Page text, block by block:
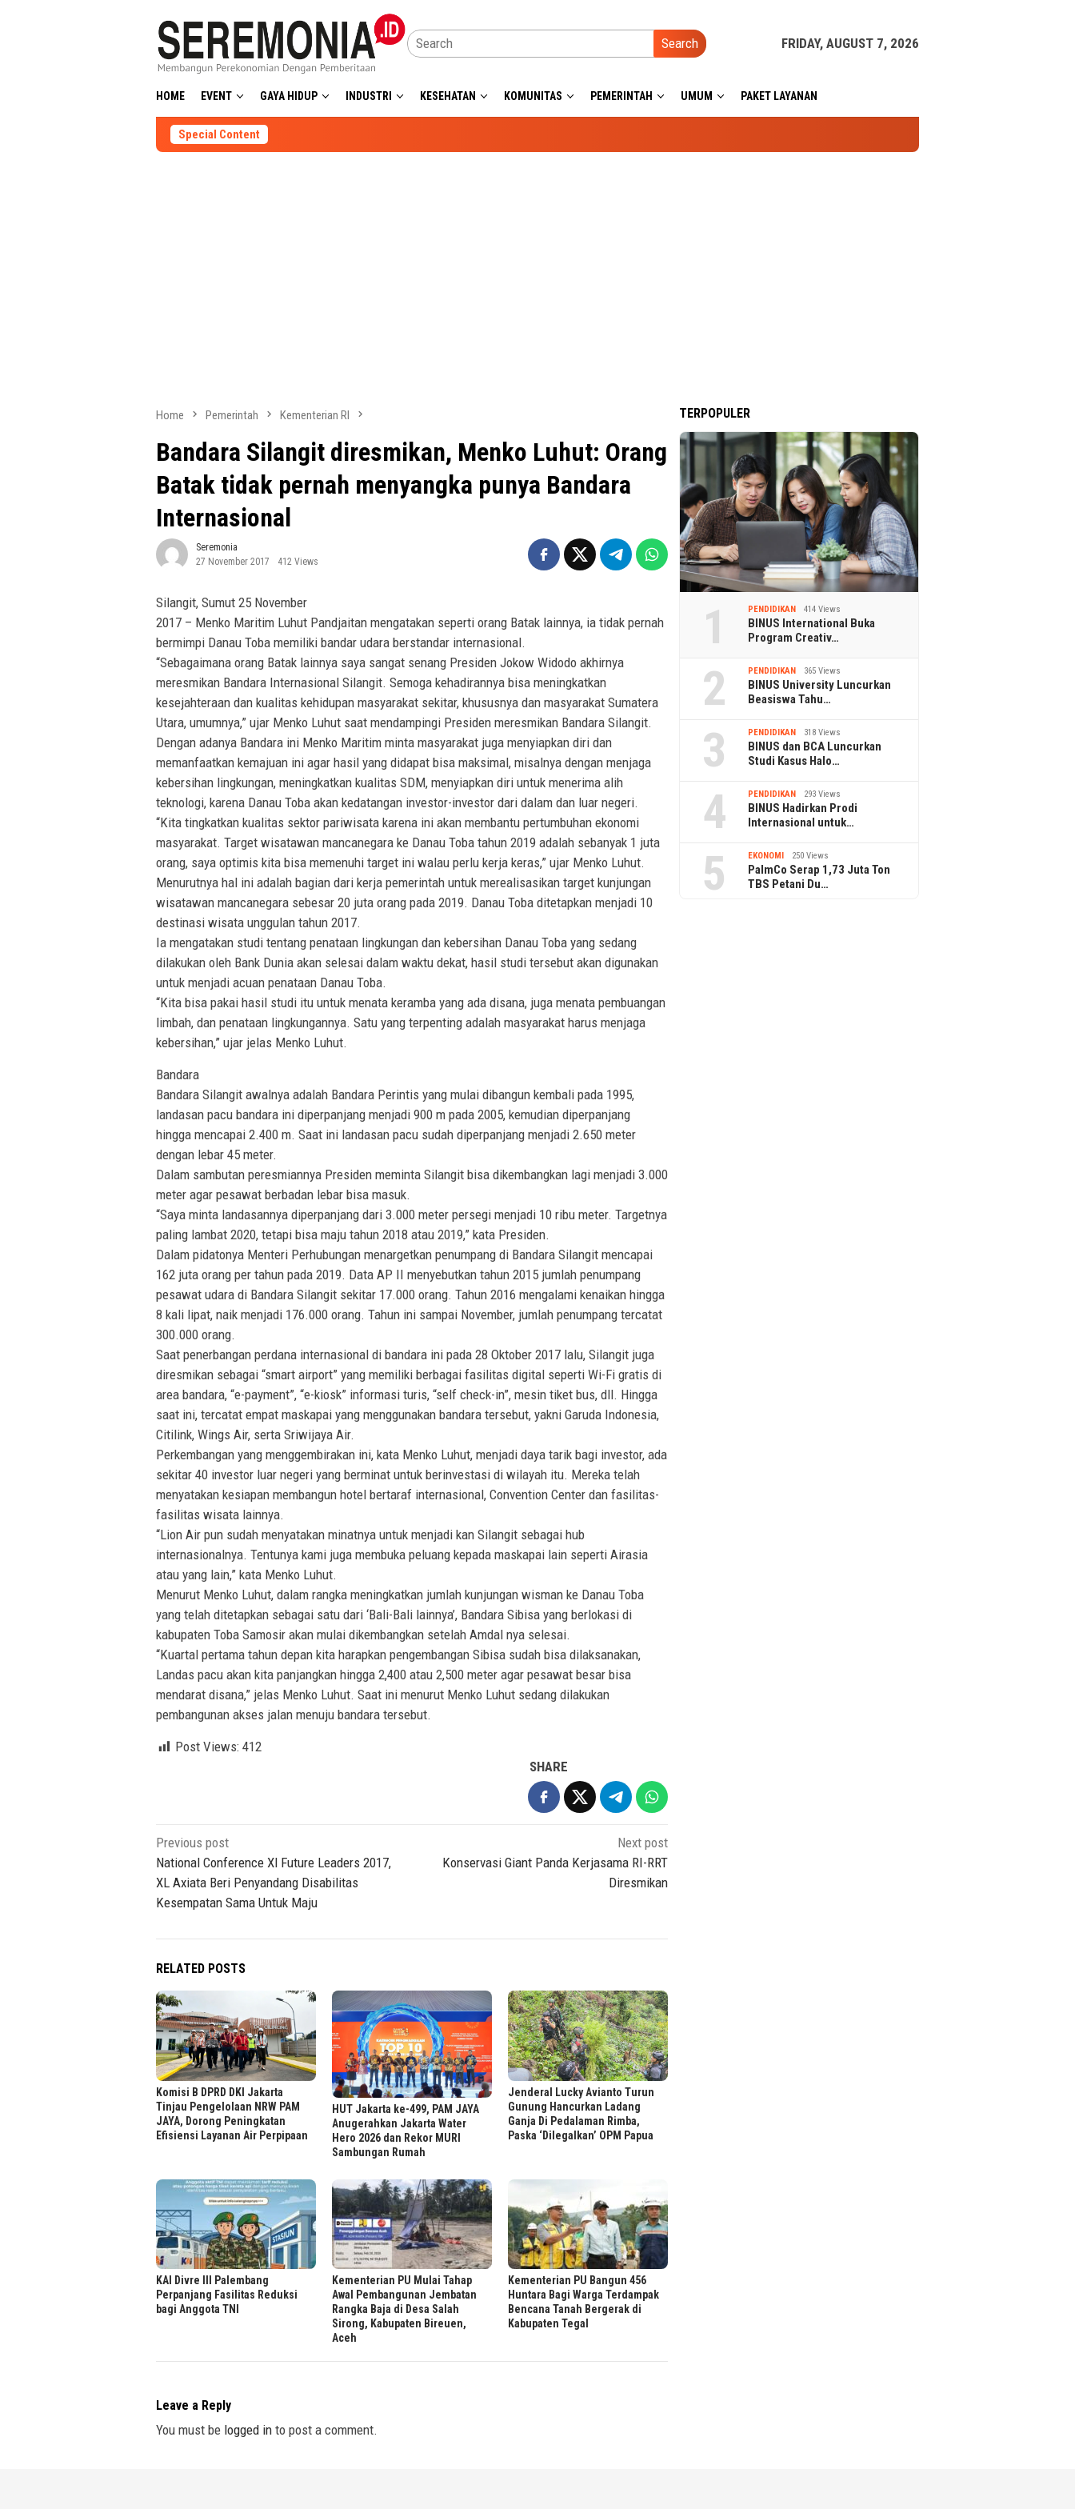
Search FRIDAY, AUGUST 7, 2026
HOME EVENT GAYA HIDUP INDUSTRI KESEHATAN KOMUNITAS PEMERINTAH UMUM PAKET LAYANAN
Special Content
Home Pemerintah Kementerian RI
Bandara Silangit diresmikan, Menko Luhut: Orang
Batak tidak pernah menyangka punya Bandara
Internasional
Seremonia
27 November 2017
412 Views
Silangit, Sumut 25 November
2017 – Menko Maritim Luhut Pandjaitan mengatakan seperti orang Batak lainnya, ia tidak pernah
bermimpi Danau Toba memiliki bandar udara berstandar internasional.
“Sebagaimana orang Batak lainnya saya sangat senang Presiden Jokow Widodo akhirnya
meresmikan Bandara Internasional Silangit. Semoga kehadirannya bisa meningkatkan
kesejahteraan dan kualitas kehidupan masyarakat sekitar, khususnya dan masyarakat Sumatera
Utara, umumnya,” ujar Menko Luhut saat mendampingi Presiden meresmikan Bandara Silangit.
Dengan adanya Bandara ini Menko Maritim minta masyarakat juga menyiapkan diri dan
memanfaatkan kemajuan ini agar hasil yang didapat bisa maksimal, misalnya dengan menjaga
kebersihan lingkungan, meningkatkan kualitas SDM, menyiapkan diri untuk menerima alih
teknologi, karena Danau Toba akan kedatangan investor-investor dari dalam dan luar negeri.
“Kita tingkatkan kualitas sektor pariwisata karena ini akan membantu pertumbuhan ekonomi
masyarakat. Target wisatawan mancanegara ke Danau Toba tahun 2019 adalah sebanyak 1 juta
orang, saya optimis kita bisa memenuhi target ini walau perlu kerja keras,” ujar Menko Luhut.
Menurutnya hal ini adalah bagian dari kerja pemerintah untuk merealisasikan target kunjungan
wisatawan mancanegara sebesar 20 juta orang pada 2019. Danau Toba ditetapkan menjadi 10
destinasi wisata unggulan tahun 2017.
Ia mengatakan studi tentang penataan lingkungan dan kebersihan Danau Toba yang sedang
dilakukan oleh Bank Dunia akan selesai dalam waktu dekat, hasil studi tersebut akan digunakan
untuk menjadi acuan penataan Danau Toba.
“Kita bisa pakai hasil studi itu untuk menata keramba yang ada disana, juga menata pembuangan
limbah, dan penataan lingkungannya. Satu yang terpenting adalah masyarakat harus menjaga
kebersihan,” ujar jelas Menko Luhut.
Bandara
Bandara Silangit awalnya adalah Bandara Perintis yang mulai dibangun kembali pada 1995,
landasan pacu bandara ini diperpanjang menjadi 900 m pada 2005, kemudian diperpanjang
hingga mencapai 2.400 m. Saat ini landasan pacu sudah diperpanjang menjadi 2.650 meter
dengan lebar 45 meter.
Dalam sambutan peresmiannya Presiden meminta Silangit bisa dikembangkan lagi menjadi 3.000
meter agar pesawat berbadan lebar bisa masuk.
“Saya minta landasannya diperpanjang dari 3.000 meter persegi menjadi 10 ribu meter. Targetnya
paling lambat 2020, tetapi bisa maju tahun 2018 atau 2019,” kata Presiden.
Dalam pidatonya Menteri Perhubungan menargetkan penumpang di Bandara Silangit mencapai
162 juta orang per tahun pada 2019. Data AP II menyebutkan tahun 2015 jumlah penumpang
pesawat udara di Bandara Silangit sekitar 17.000 orang. Tahun 2016 mengalami kenaikan hingga
8 kali lipat, naik menjadi 176.000 orang. Tahun ini sampai November, jumlah penumpang tercatat
300.000 orang.
Saat penerbangan perdana internasional di bandara ini pada 28 Oktober 2017 lalu, Silangit juga
diresmikan sebagai “smart airport” yang memiliki berbagai fasilitas digital seperti Wi-Fi gratis di
area bandara, “e-payment”, “e-kiosk” informasi turis, “self check-in”, mesin tiket bus, dll. Hingga
saat ini, tercatat empat maskapai yang menggunakan bandara tersebut, yakni Garuda Indonesia,
Citilink, Wings Air, serta Sriwijaya Air.
Perkembangan yang menggembirakan ini, kata Menko Luhut, menjadi daya tarik bagi investor, ada
sekitar 40 investor luar negeri yang berminat untuk berinvestasi di wilayah itu. Mereka telah
menyatakan kesiapan membangun hotel bertaraf internasional, Convention Center dan fasilitas-
fasilitas wisata lainnya.
“Lion Air pun sudah menyatakan minatnya untuk menjadi kan Silangit sebagai hub
internasionalnya. Tentunya kami juga membuka peluang kepada maskapai lain seperti Airasia
atau yang lain,” kata Menko Luhut.
Menurut Menko Luhut, dalam rangka meningkatkan jumlah kunjungan wisman ke Danau Toba
yang telah ditetapkan sebagai satu dari ‘Bali-Bali lainnya’, Bandara Sibisa yang berlokasi di
kabupaten Toba Samosir akan mulai dikembangkan setelah Amdal nya selesai.
“Kuartal pertama tahun depan kita harapkan pengembangan Sibisa sudah bisa dilaksanakan,
Landas pacu akan kita panjangkan hingga 2,400 atau 2,500 meter agar pesawat besar bisa
mendarat disana,” jelas Menko Luhut. Saat ini menurut Menko Luhut sedang dilakukan
pembangunan akses jalan menuju bandara tersebut.
Post Views: 412
SHARE
Post
navigation
Previous post
National Conference Xl Future Leaders 2017,
XL Axiata Beri Penyandang Disabilitas
Kesempatan Sama Untuk Maju
Next post
Konservasi Giant Panda Kerjasama RI-RRT
Diresmikan
RELATED POSTS
Komisi B DPRD DKI Jakarta
Tinjau Pengelolaan NRW PAM
JAYA, Dorong Peningkatan
Efisiensi Layanan Air Perpipaan
HUT Jakarta ke-499, PAM JAYA
Anugerahkan Jakarta Water
Hero 2026 dan Rekor MURI
Sambungan Rumah
Jenderal Lucky Avianto Turun
Gunung Hancurkan Ladang
Ganja Di Pedalaman Rimba,
Paska ‘Dilegalkan’ OPM Papua
KAI Divre III Palembang
Perpanjang Fasilitas Reduksi
bagi Anggota TNI
Kementerian PU Mulai Tahap
Awal Pembangunan Jembatan
Rangka Baja di Desa Salah
Sirong, Kabupaten Bireuen,
Aceh
Kementerian PU Bangun 456
Huntara Bagi Warga Terdampak
Bencana Tanah Bergerak di
Kabupaten Tegal
Leave a Reply
You must be logged in to post a comment.
TERPOPULER
1 PENDIDIKAN 414 Views
BINUS International Buka
Program Creativ…
2 PENDIDIKAN 365 Views
BINUS University Luncurkan
Beasiswa Tahu…
3 PENDIDIKAN 318 Views
BINUS dan BCA Luncurkan
Studi Kasus Halo…
4 PENDIDIKAN 293 Views
BINUS Hadirkan Prodi
Internasional untuk…
5 EKONOMI 250 Views
PalmCo Serap 1,73 Juta Ton
TBS Petani Du…